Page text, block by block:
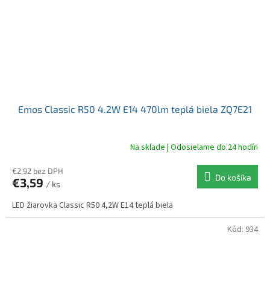
Emos Classic R50 4.2W E14 470lm teplá biela ZQ7E21
Na sklade | Odosielame do 24 hodín
€2,92 bez DPH
€3,59 / ks
Do košíka
LED žiarovka Classic R50 4,2W E14 teplá biela
Kód: 934